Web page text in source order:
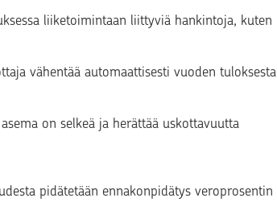
liiketoimintaan liittyviä hankintoja, kuten
vähentää automaattisesti vuoden tuloksesta
on selkeä ja herättää uskottavuutta
pidätetään ennakonpidätys veroprosentin